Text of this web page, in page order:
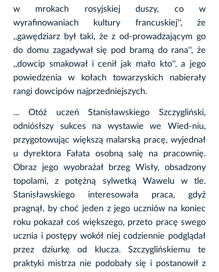
w mrokach rosyjskiej duszy, co w
wyrafinowaniach kultury francuskiej'', że
,,gawędziarz był taki, że z od-prowadzającym go
do domu zagadywał się pod bramą do rana'', że
,,dowcip smakował i cenił jak mało kto'', a jego
powiedzenia w kołach towarzyskich nabierały
rangi dowcipów najprzedniejszych.
... Otóż uczeń Stanisławskiego Szczygliński,
odniósłszy sukces na wystawie we Wied-niu,
przygotowując większą malarską pracę, wyjednał
u dyrektora Fałata osobną salę na pracownię.
Obraz jego wyobrażał brzeg Wisły, obsadzony
topolami, z potężną sylwetką Wawelu w tle.
Stanisławskiego interesowała praca, gdyż
pragnął, by choć jeden z jego uczniów na koniec
roku pokazał coś większego, przeto pracę swego
ucznia i postępy wokół niej codziennie podglądał
przez dziurkę od klucza. Szczyglińskiemu te
praktyki mistrza nie podobały się i postanowił z